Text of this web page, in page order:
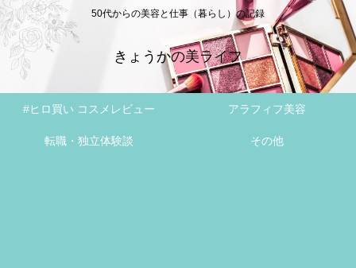
50代からの美容と仕事（暮らし）の記録
きょうかの美ライフ
#ヒロ買い コスメレビュー アラフィフ美容
転職・独立体験談 その他